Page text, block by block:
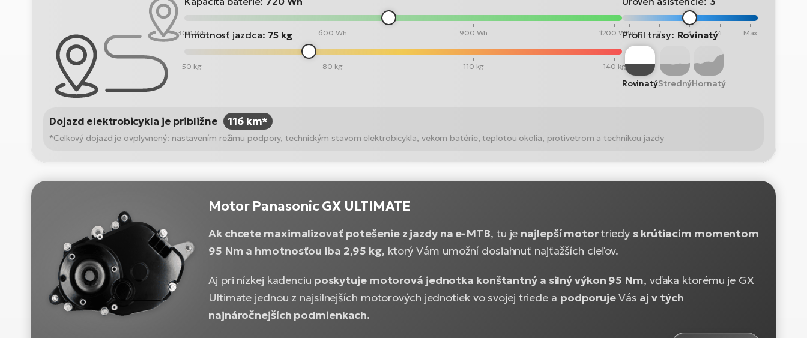
300 Wh 600 Wh 900 Wh 1200 Wh
Hmotnosť jazdca: 75 kg
50 kg 80 kg 110 kg 140 kg
Min 2 3 4 Max
Profil trasy: Rovinatý
RovinatýStrednýHornatý
Dojazd elektrobicykla je približne 116 km*
*Celkový dojazd je ovplyvnený: nastavením režimu podpory, technickým stavom elektrobicykla, vekom batérie, teplotou okolia, protivetrom a technikou jazdy
Motor Panasonic GX ULTIMATE
Ak chcete maximalizovať potešenie z jazdy na e-MTB, tu je najlepší motortriedy s krútiacim momentom
95 Nm a hmotnosťou iba 2,95 kg, ktorý Vám umožní dosiahnuť najťažších cieľov.
Aj pri nízkej kadenciu poskytuje motorová jednotka konštantný a silný výkon 95 Nm, vďaka ktorému je GX
Ultimate jednou z najsilnejších motorových jednotiek vo svojej triede a podporujeVás aj v tých
najnáročnejších podmienkach.